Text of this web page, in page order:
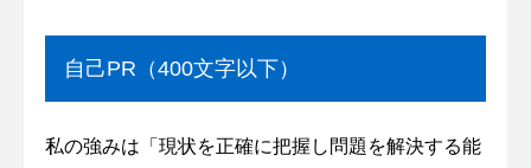
自己PR（400文字以下）
私の強みは「現状を正確に把握し問題を解決する能